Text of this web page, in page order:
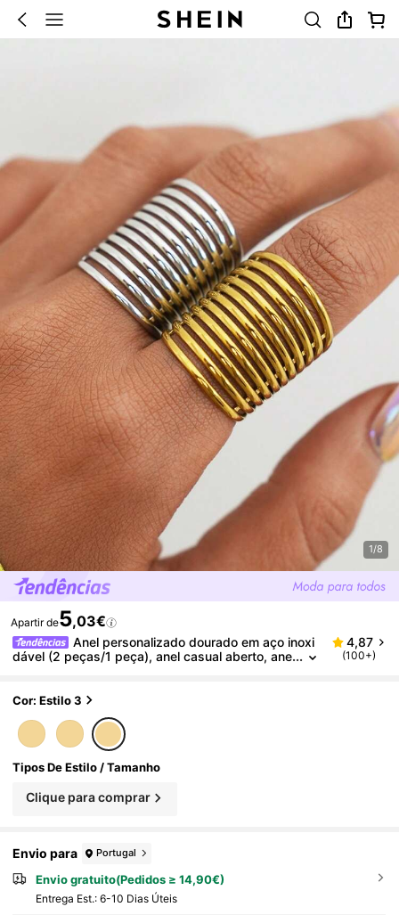
1/8
Apartir de5,03€
Anel personalizado dourado em aço inoxi
dável (2 peças/1 peça), anel casual aberto, ane
orada ou esposa.
4,87
(100+)
Cor: Estilo 3
Tipos De Estilo / Tamanho
Clique para comprar
Envio para Portugal
Envio gratuito(Pedidos ≥ 14,90€)
Entrega Est.: 6-10 Dias Úteis